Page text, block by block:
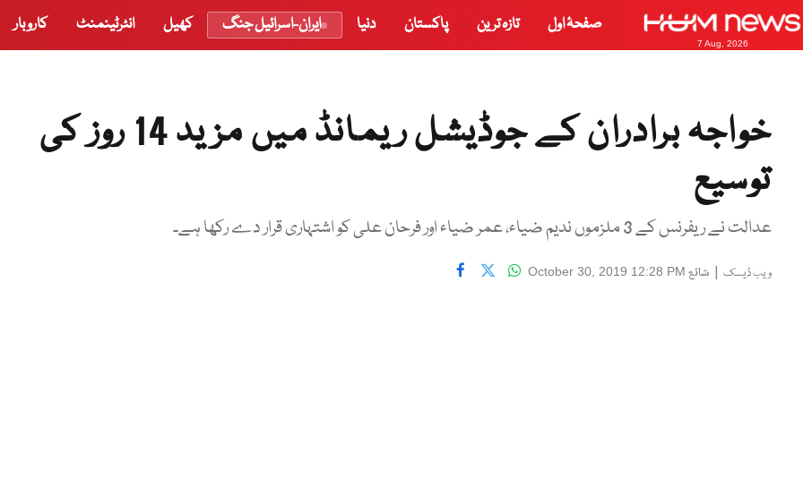
7 Aug, 2026
صفحۂ اول تازہ ترین پاکستان دنیا ایران-اسرائیل جنگ کھیل انٹرٹینمنٹ کاروبار
خواجہ برادران کے جوڈیشل ریمانڈ میں مزید 14 روز کی
توسیع
عدالت نے ریفرنس کے 3 ملزموں ندیم ضیاء، عمر ضیاء اور فرحان علی کو اشتہاری قرار دے رکھا ہے۔
ویب ڈیسک | شائع October 30, 2019 12:28 PM